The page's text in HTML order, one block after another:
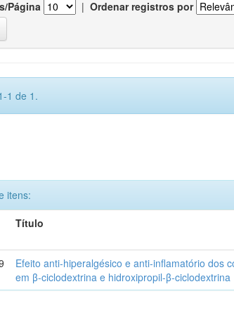
Página | Ordenar registros por
1 de 1.
itens:
Título
Efeito anti-hiperalgésico e anti-inflamatório dos
em β-ciclodextrina e hidroxipropil-β-ciclodextrina